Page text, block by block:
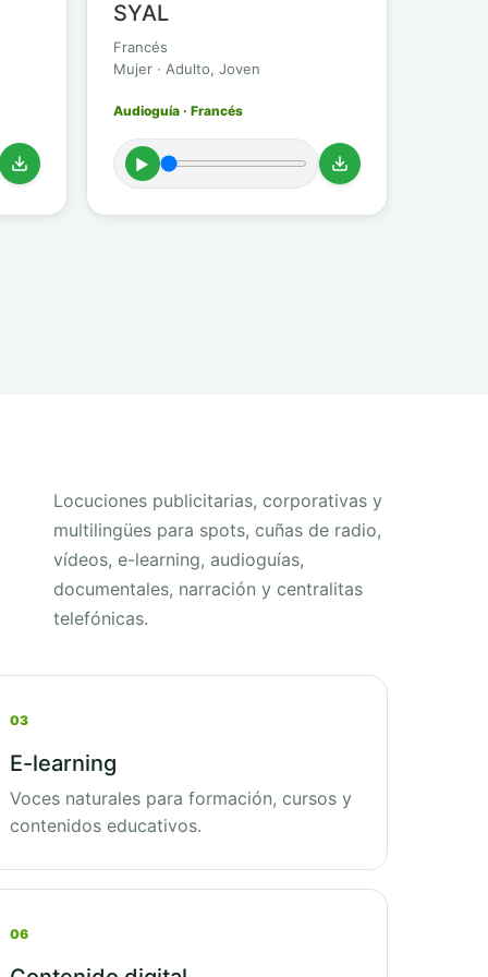
SYAL
Francés
Mujer · Adulto, Joven
Audioguía · Francés
►
Locuciones publicitarias, corporativas y
multilingües para spots, cuñas de radio,
vídeos, e-learning, audioguías,
documentales, narración y centralitas
telefónicas.
03
E-learning
Voces naturales para formación, cursos y
contenidos educativos.
06